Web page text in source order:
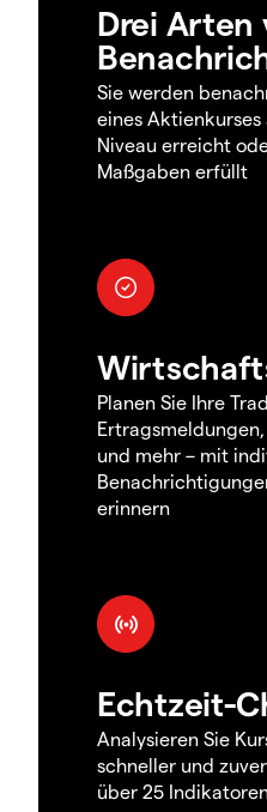
Drei Arten
Sie werden
eines
Niveau erreicht
Maßgaben erfüllt
Planen Sie Ihre
und mehr – mit
erinnern
Echtzeit-
Analysieren Sie
schneller und
über 25